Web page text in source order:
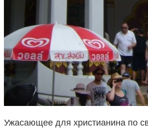
Ужасающее для христианина по